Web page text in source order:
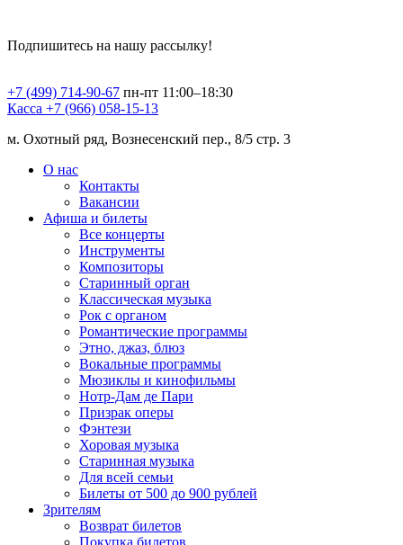
Подпишитесь на нашу рассылку!
+7 (499) 714-90-67 пн-пт 11:00–18:30
Касса +7 (966) 058-15-13
м. Охотный ряд, Вознесенский пер., 8/5 стр. 3
О нас
Контакты
Вакансии
Афиша и билеты
Все концерты
Инструменты
Композиторы
Старинный орган
Классическая музыка
Рок с органом
Романтические программы
Этно, джаз, блюз
Вокальные программы
Мюзиклы и кинофильмы
Нотр-Дам де Пари
Призрак оперы
Фэнтези
Хоровая музыка
Старинная музыка
Для всей семьи
Билеты от 500 до 900 рублей
Зрителям
Возврат билетов
Покупка билетов